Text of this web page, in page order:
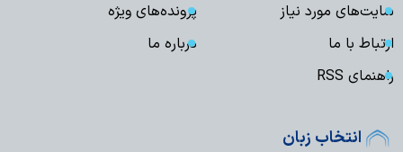
سایت‌های مورد نیاز
پرونده‌های ویژه
ارتباط با ما
درباره ما
راهنمای RSS
انتخاب زبان